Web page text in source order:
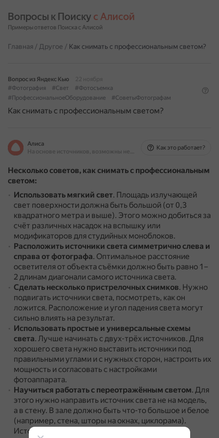
Вопросы к Поиску с Алисой
Примеры ответов Поиска с Алисой
Главная / Другое / Как снимать с профессиональным светом?
Вопрос из Яндекс Кью
22 ноября
#Фотография
#Свет
#Фотосъемка
#ПрофессиональноеОборудование
#СоветыФотографам
Как снимать с профессиональным светом?
Алиса
На основе источников, возможны неточности
Как это работает?
Несколько советов, как снимать с профессиональным
светом:
Использовать мягкий свет. Площадь излучающей
свет поверхности должна быть большой (от 0,3
квадратного метра и выше). Этого можно добиться за
счёт различных насадок на вспышку или
модификаторов для студийных моноблоков.
Расположить источники света симметричнослева и
справа от фотографа. Оптимальное расстояние
осветителя от объекта съёмки должно быть равно 1–
2 длинам диагонали самого источника света.
Сделать несколько пристрелочных снимков. Нужно
подвигать источники света, посмотреть, как он
ложится. Расположение и угол падения света могут
сильно влиять на результат.
Использовать простые и универсальные схемы
света. Лучше начинать с двух-трёх источников. Для
хорошего света нужно выставить источники под
правильными углами и с нужных сторон, настроить их
мощность и согласовать с настройками
фотоаппарата.
Научиться работать с переотражённым светом. Для
этого нужно направить источник света не на модель,
а в стену. В зале должно быть что-то большое и белое
(например, стена, шторы на окнах, циклорама).
Источник света должен быть мощным.